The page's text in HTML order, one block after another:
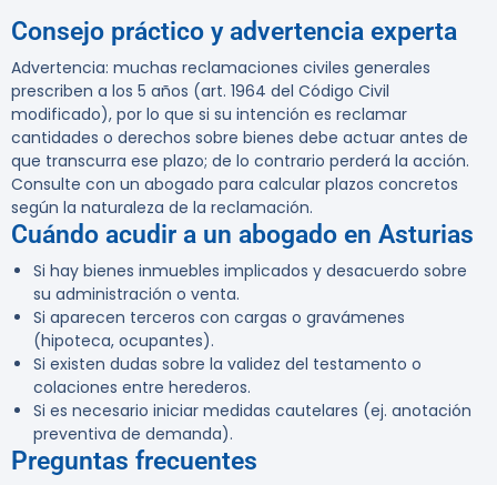
Consejo práctico y advertencia experta
Advertencia: muchas reclamaciones civiles generales
prescriben a los 5 años (art. 1964 del Código Civil
modificado), por lo que si su intención es reclamar
cantidades o derechos sobre bienes debe actuar antes de
que transcurra ese plazo; de lo contrario perderá la acción.
Consulte con un abogado para calcular plazos concretos
según la naturaleza de la reclamación.
Cuándo acudir a un abogado en Asturias
Si hay bienes inmuebles implicados y desacuerdo sobre
su administración o venta.
Si aparecen terceros con cargas o gravámenes
(hipoteca, ocupantes).
Si existen dudas sobre la validez del testamento o
colaciones entre herederos.
Si es necesario iniciar medidas cautelares (ej. anotación
preventiva de demanda).
Preguntas frecuentes